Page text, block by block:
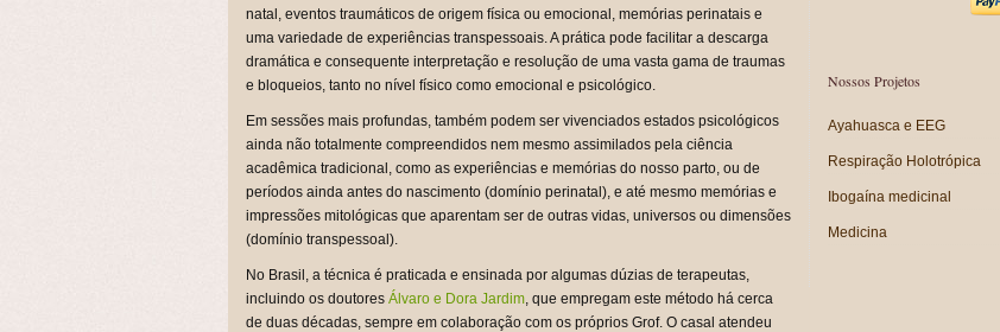
natal, eventos traumáticos de origem física ou emocional, memórias perinatais e
uma variedade de experiências transpessoais. A prática pode facilitar a descarga
dramática e consequente interpretação e resolução de uma vasta gama de traumas
e bloqueios, tanto no nível físico como emocional e psicológico.
Em sessões mais profundas, também podem ser vivenciados estados psicológicos
ainda não totalmente compreendidos nem mesmo assimilados pela ciência
acadêmica tradicional, como as experiências e memórias do nosso parto, ou de
períodos ainda antes do nascimento (domínio perinatal), e até mesmo memórias e
impressões mitológicas que aparentam ser de outras vidas, universos ou dimensões
(domínio transpessoal).
No Brasil, a técnica é praticada e ensinada por algumas dúzias de terapeutas,
incluindo os doutores Álvaro e Dora Jardim, que empregam este método há cerca
de duas décadas, sempre em colaboração com os próprios Grof. O casal atendeu
Nossos Projetos
Ayahuasca e EEG
Respiração Holotrópica
Ibogaína medicinal
Medicina